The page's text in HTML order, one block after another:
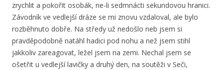
zrychlit a pokořit osobák, ne-li sedmnácti sekundovou hranici.
Závodník ve vedlejší dráze se mi znovu vzdaloval, ale bylo
rozběhnuto dobře. Na středy už nedošlo neb jsem si
pravděpodobně natáhl hadici pod nohu a než jsem stihl
jakkoliv zareagovat, ležel jsem na zemi. Nechal jsem se
ošetřit u vedlejší lavičky a druhý den, na soutěži v Seči,